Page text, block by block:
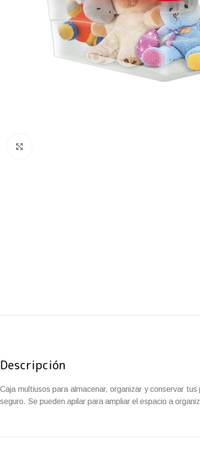
Descripción
Caja multiusos para almacenar, organizar y conservar
seguro. Se pueden apilar para ampliar el espacio a